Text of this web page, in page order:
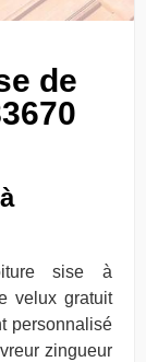
de
sise à
velux gratuit
personnalisé
zingueur